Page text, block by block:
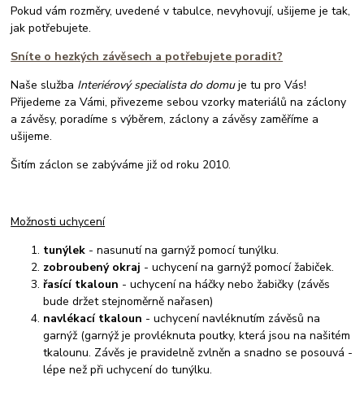
Pokud vám rozměry, uvedené v tabulce, nevyhovují, ušijeme je tak,
jak potřebujete.
Sníte o hezkých závěsech a potřebujete poradit?
Naše služba Interiérový specialista do domuje tu pro Vás!
Přijedeme za Vámi, přivezeme sebou vzorky materiálů na záclony
a závěsy, poradíme s výběrem, záclony a závěsy zaměříme a
ušijeme.
Šitím záclon se zabýváme již od roku 2010.
Možnosti uchycení
tunýlek - nasunutí na garnýž pomocí tunýlku.
zobroubený okraj - uchycení na garnýž pomocí žabiček.
řasící tkaloun - uchycení na háčky nebo žabičky (závěs
bude držet stejnoměrně nařasen)
navlékací tkaloun - uchycení navléknutím závěsů na
garnýž (garnýž je provléknuta poutky, která jsou na našitém
tkalounu. Závěs je pravidelně zvlněn a snadno se posouvá -
lépe než při uchycení do tunýlku.